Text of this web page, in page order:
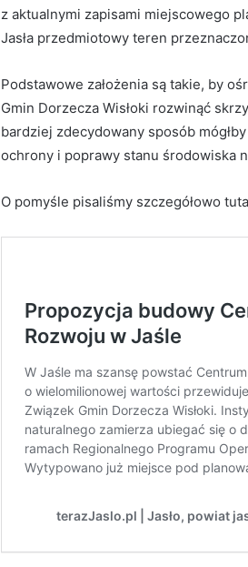
z aktualnymi zapisami miejscowego
Jasła przedmiotowy teren
Podstawowe założenia są takie, by
Gmin Dorzecza Wisłoki rozwinąć
bardziej zdecydowany sposób
ochrony i poprawy stanu środowiska
O pomyśle pisaliśmy szczegółowo